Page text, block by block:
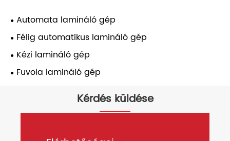
Automata lamináló gép
Félig automatikus lamináló gép
Kézi lamináló gép
Fuvola lamináló gép
Kérdés küldése